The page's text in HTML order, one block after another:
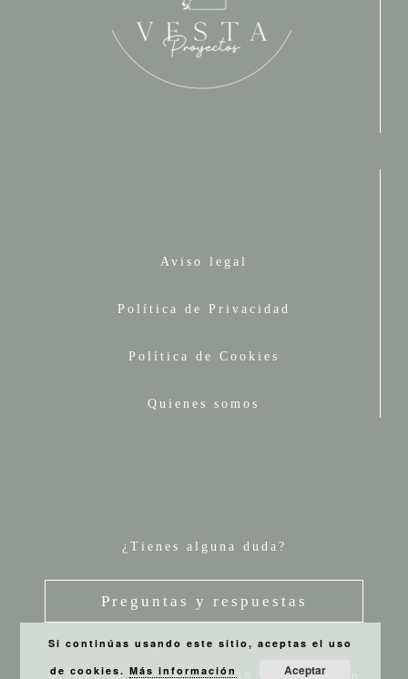
Aviso legal
Política de Privacidad
Política de Cookies
Quienes somos
¿Tienes alguna duda?
Preguntas y respuestas
© 2026 VESTA PROYECTOS • Creado con
Si continúas usando este sitio, aceptas el uso
de cookies.Más información Aceptar